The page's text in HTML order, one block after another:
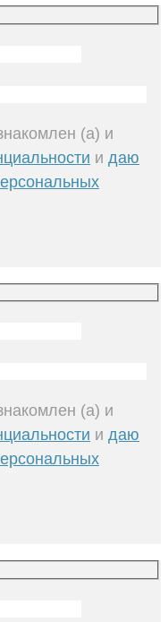
(а) и
и даю
(а) и
и даю